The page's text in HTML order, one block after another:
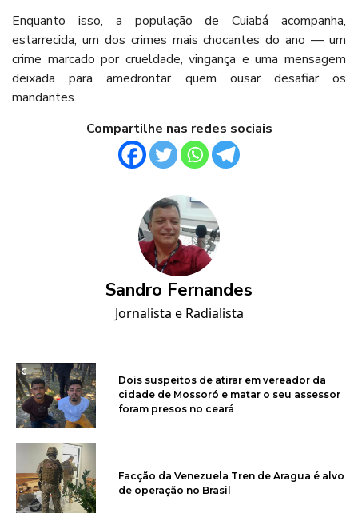
Enquanto isso, a população de Cuiabá acompanha,
estarrecida, um dos crimes mais chocantes do ano — um
crime marcado por crueldade, vingança e uma mensagem
deixada para amedrontar quem ousar desafiar os
mandantes.
Compartilhe nas redes sociais
Sandro Fernandes
Jornalista e Radialista
Dois suspeitos de atirar em vereador da
cidade de Mossoró e matar o seu assessor
foram presos no ceará
Facção da Venezuela Tren de Aragua é alvo
de operação no Brasil